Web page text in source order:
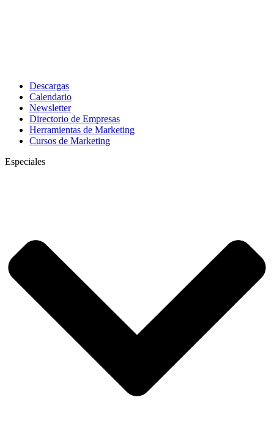
Descargas
Calendario
Newsletter
Directorio de Empresas
Herramientas de Marketing
Cursos de Marketing
Especiales